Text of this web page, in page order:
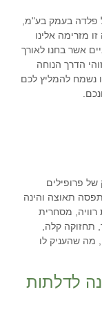
פלדה בעמק בע"מ,
מזרימה אלינו
אשר בחנו לאורך
הדרך הנוחה
נשמח להמליץ לכם
פרופילים
תפסה תאוצה והינה
רוויה, מסחרית
תחזוקה קלה,
מה שהעניק לו
לדלתות